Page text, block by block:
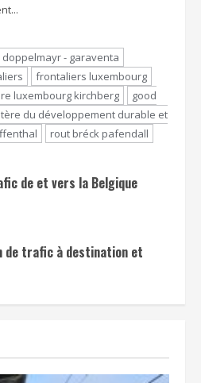
doppelmayr - garaventa
frontaliers luxembourg
luxembourg kirchberg
good
du développement durable et
rout bréck pafendall
de et vers la Belgique
de trafic à destination et